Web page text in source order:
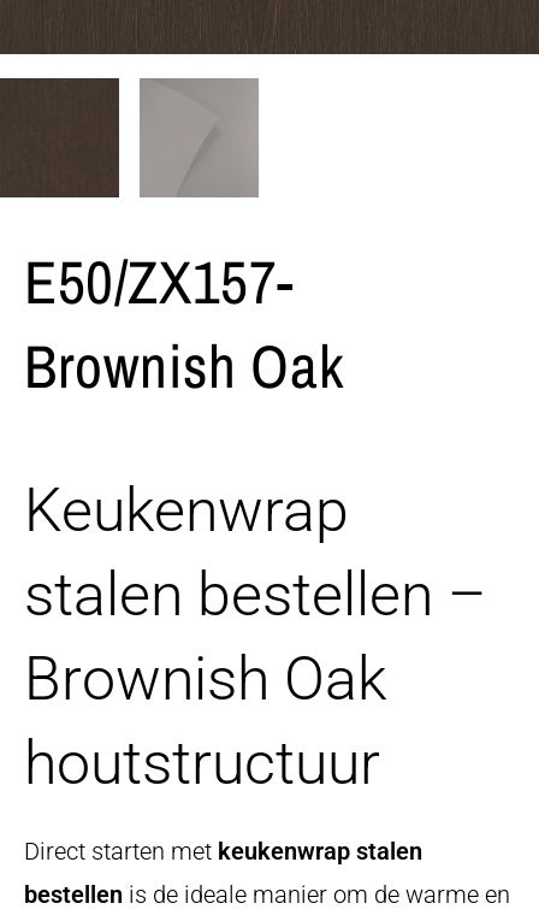
E50/ZX157-
Brownish Oak
Keukenwrap
stalen bestellen –
Brownish Oak
houtstructuur
Direct starten met keukenwrap stalen
bestellen is de ideale manier om de warme en